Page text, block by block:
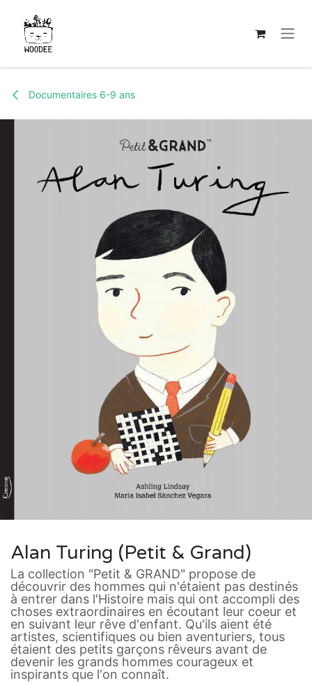
Documentaires 6-9 ans
Alan Turing (Petit & Grand)
La collection "Petit & GRAND" propose de
découvrir des hommes qui n'étaient pas destinés
à entrer dans l'Histoire mais qui ont accompli des
choses extraordinaires en écoutant leur coeur et
en suivant leur rêve d'enfant. Qu'ils aient été
artistes, scientifiques ou bien aventuriers, tous
étaient des petits garçons rêveurs avant de
devenir les grands hommes courageux et
inspirants que l'on connaît.